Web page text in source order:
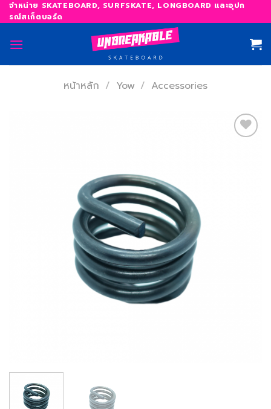
Skip
to
content
จำหน่าย SKATEBOARD, SURFSKATE, LONGBOARD และอุปก
รณ์สเก็ตบอร์ด
หน้าหลัก / Yow / Accessories